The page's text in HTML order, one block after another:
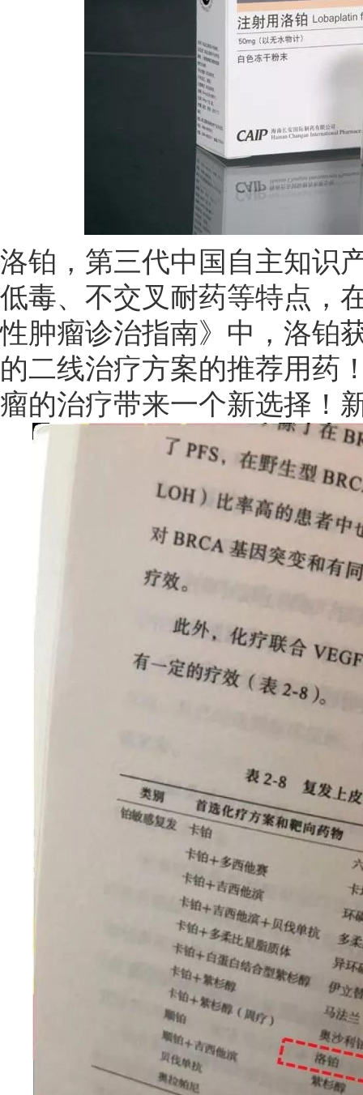
洛铂，第三代中国自主知识
低毒、不交叉耐药等特点，
性肿瘤诊治指南》中，洛铂
的二线治疗方案的推荐用药
瘤的治疗带来一个新选择！